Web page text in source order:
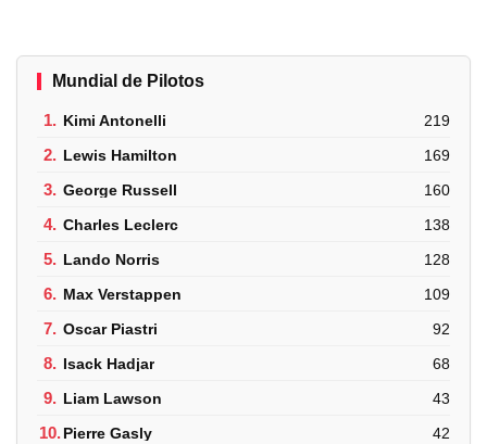
Mundial de Pilotos
1. Kimi Antonelli 219
2. Lewis Hamilton 169
3. George Russell 160
4. Charles Leclerc 138
5. Lando Norris 128
6. Max Verstappen 109
7. Oscar Piastri 92
8. Isack Hadjar 68
9. Liam Lawson 43
10.Pierre Gasly 42